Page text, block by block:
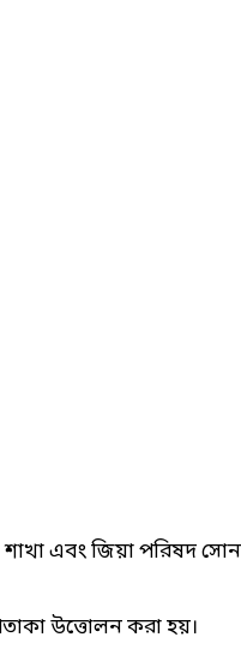
এবং জিয়া পরিষদ
উত্তোলন করা হয়।